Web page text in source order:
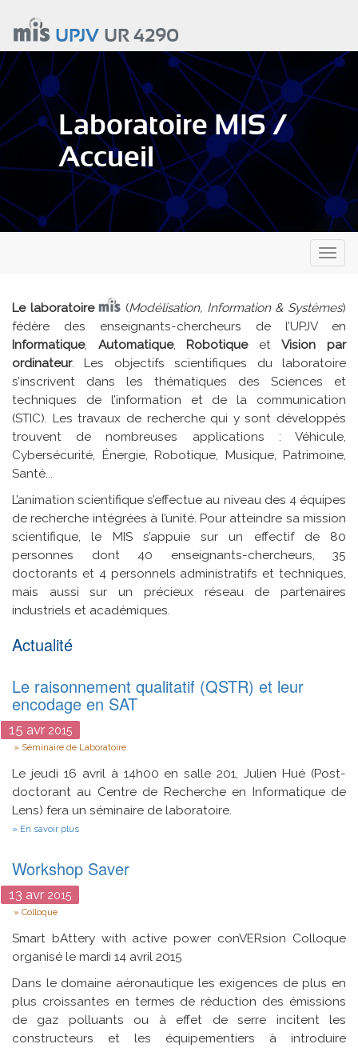
contenu
principal
UPJVUR 4290
Laboratoire MIS /
Accueil
Le laboratoire (Modélisation, Information & Systèmes)
fédère des enseignants-chercheurs de l’UPJV en
Informatique, Automatique, RobotiqueetVision par
ordinateur. Les objectifs scientifiques du laboratoire
s’inscrivent dans les thématiques des Sciences et
techniques de l’information et de la communication
(STIC). Les travaux de recherche qui y sont développés
trouvent de nombreuses applications : Véhicule,
Cybersécurité, Énergie, Robotique, Musique, Patrimoine,
Santé...
L’animation scientifique s’effectue au niveau des 4 équipes
de recherche intégrées à l’unité. Pour atteindre sa mission
scientifique, le MIS s’appuie sur un effectif de 80
personnes dont 40 enseignants-chercheurs, 35
doctorants et 4 personnels administratifs et techniques,
mais aussi sur un précieux réseau de partenaires
industriels et académiques.
Actualité
Le raisonnement qualitatif (QSTR) et leur
encodage en SAT
15 avr2015
Type
Séminaire de Laboratoire
Le jeudi 16 avril à 14h00 en salle 201, Julien Hué (Post-
doctorant au Centre de Recherche en Informatique de
Lens) fera un séminaire de laboratoire.
En savoir plus
qualitatif
(QSTR)
SAT
Workshop Saver
13 avr2015
Type
Colloque
Smart bAttery with active power conVERsion Colloque
organisé le mardi 14 avril 2015
Dans le domaine aéronautique les exigences de plus en
plus croissantes en termes de réduction des émissions
de gaz polluants ou à effet de serre incitent les
constructeurs et les équipementiers à introduire